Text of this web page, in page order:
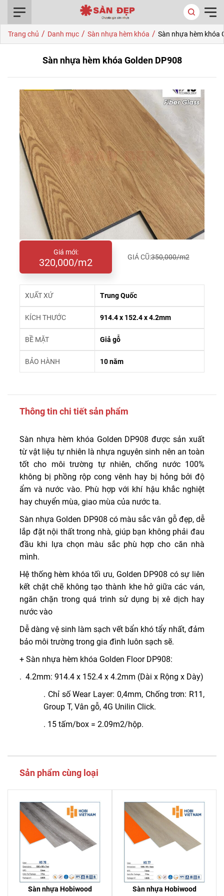
Trang chủ / Danh mục / Sàn nhựa hèm khóa / Sàn nhựa hèm khóa
Sàn nhựa hèm khóa Golden DP908
Giá mới:
320,000/m2 GIÁ CŨ:350,000/m2
XUẤT XỨ Trung Quốc
KÍCH THƯỚC 914.4 x 152.4 x 4.2mm
BỀ MẶT Giả gỗ
BẢO HÀNH 10 năm
Thông tin chi tiết sản phẩm
Sàn nhựa hèm khóa Golden DP908 được sản xuất
từ vật liệu tự nhiên là nhựa nguyên sinh nên an toàn
tốt cho môi trường tự nhiên, chống nước 100%
không bị phồng rộp cong vênh hay bị hỏng bởi độ
ẩm và nước vào. Phù hợp với khí hậu khắc nghiệt
hay chuyển mùa, giao mùa của nước ta.
Sàn nhựa Golden DP908 có màu sắc vân gỗ đẹp, dễ
lắp đặt nội thất trong nhà, giúp bạn không phải đau
đầu khi lựa chọn màu sắc phù hợp cho căn nhà
mình.
Hệ thống hèm khóa tối ưu, Golden DP908 có sự liên
kết chặt chẽ không tạo thành khe hở giữa các ván,
ngăn chặn trong quá trình sử dụng bị xê dịch hay
nước vào
Dễ dàng vệ sinh làm sạch vết bẩn khó tẩy nhất, đảm
bảo môi trường trong gia đình luôn sạch sẽ.
+ Sàn nhựa hèm khóa Golden Floor DP908:
. 4.2mm: 914.4 x 152.4 x 4.2mm (Dài x Rộng x Dày)
. Chỉ số Wear Layer: 0,4mm, Chống trơn: R11,
Group T, Vân gỗ, 4G Unilin Click.
. 15 tấm/box = 2.09m2/hộp.
Sản phẩm cùng loại
Sàn nhựa Hobiwood Sàn nhựa Hobiwood